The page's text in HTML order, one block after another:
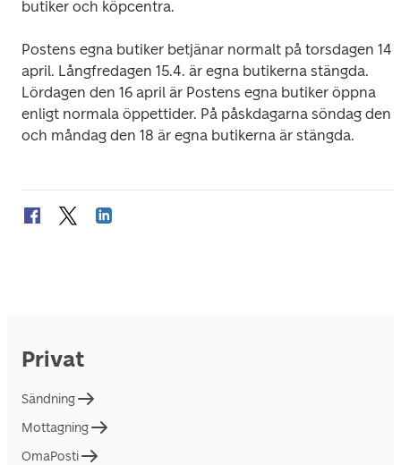
butiker och köpcentra.
Postens egna butiker betjänar normalt på torsdagen 14
april. Långfredagen 15.4. är egna butikerna stängda.
Lördagen den 16 april är Postens egna butiker öppna
enligt normala öppettider. På påskdagarna söndag den
och måndag den 18 är egna butikerna är stängda.
Privat
Sändning
Mottagning
OmaPosti